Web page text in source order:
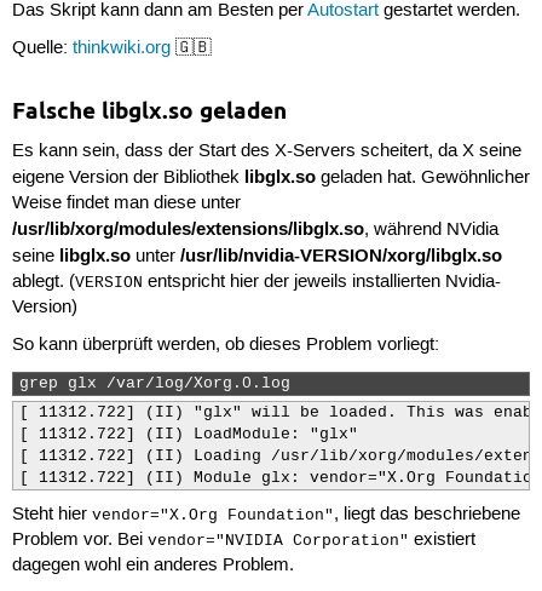
Das Skript kann dann am Besten perAutostartgestartet werden.
Quelle: thinkwiki.org🇬🇧
Falsche libglx.so geladen
Es kann sein, dass der Start des X-Servers scheitert, da X seine
eigene Version der Bibliothek libglx.sogeladen hat. Gewöhnlicher
Weise findet man diese unter
/usr/lib/xorg/modules/extensions/libglx.so, während NVidia
seine libglx.sounter /usr/lib/nvidia-VERSION/xorg/libglx.so
ablegt. (VERSION entspricht hier der jeweils installierten Nvidia-
Version)
So kann überprüft werden, ob dieses Problem vorliegt:
grep glx /var/log/Xorg.0.log
[ 11312.722] (II) "glx" will be loaded. This was
[ 11312.722] (II) LoadModule: "glx"
[ 11312.722] (II) Loading /usr/lib/xorg/modules/
[ 11312.722] (II) Module glx: vendor="X.Org
Steht hier vendor="X.Org Foundation" , liegt das beschriebene
Problem vor. Bei vendor="NVIDIA Corporation" existiert
dagegen wohl ein anderes Problem.